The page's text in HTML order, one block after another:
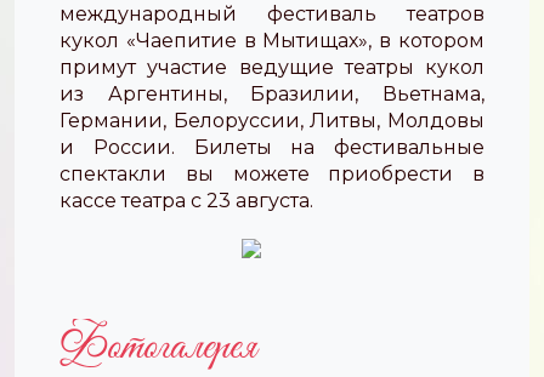
международный фестиваль театров
кукол «Чаепитие в Мытищах», в котором
примут участие ведущие театры кукол
из Аргентины, Бразилии, Вьетнама,
Германии, Белоруссии, Литвы, Молдовы
и России. Билеты на фестивальные
спектакли вы можете приобрести в
кассе театра с 23 августа.
Фотогалерея